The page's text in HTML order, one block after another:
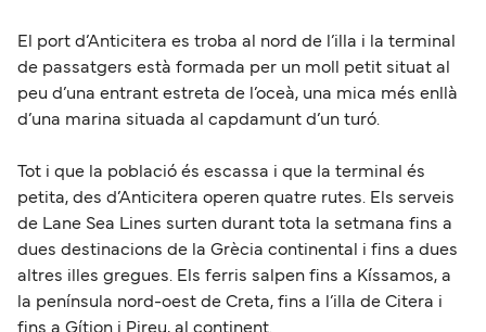
El port d’Anticitera es troba al nord de l’illa i la terminal
de passatgers està formada per un moll petit situat al
peu d’una entrant estreta de l’oceà, una mica més enllà
d’una marina situada al capdamunt d’un turó.
Tot i que la població és escassa i que la terminal és
petita, des d’Anticitera operen quatre rutes. Els serveis
de Lane Sea Lines surten durant tota la setmana fins a
dues destinacions de la Grècia continental i fins a dues
altres illes gregues. Els ferris salpen fins a Kíssamos, a
la península nord-oest de Creta, fins a l’illa de Citera i
fins a Gítion i Pireu, al continent.